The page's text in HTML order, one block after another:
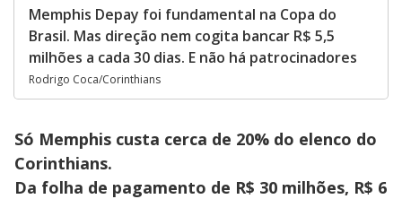
Memphis Depay foi fundamental na Copa do
Brasil. Mas direção nem cogita bancar R$ 5,5
milhões a cada 30 dias. E não há patrocinadores
Rodrigo Coca/Corinthians
Só Memphis custa cerca de 20% do elenco do
Corinthians.
Da folha de pagamento de R$ 30 milhões, R$ 6